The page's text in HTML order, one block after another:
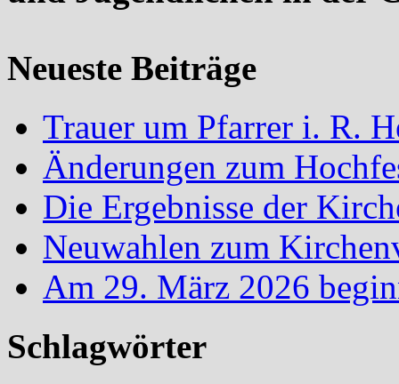
Neueste Beiträge
Trauer um Pfarrer i. R.
Änderungen zum
Die Ergebnisse der
Neuwahlen zum
Am 29. März 2026
Schlagwörter